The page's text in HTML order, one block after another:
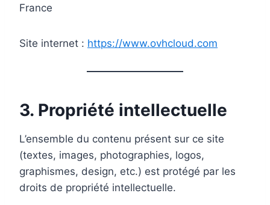
France
Site internet : https://www.ovhcloud.com
3. Propriété intellectuelle
L’ensemble du contenu présent sur ce site
(textes, images, photographies, logos,
graphismes, design, etc.) est protégé par les
droits de propriété intellectuelle.